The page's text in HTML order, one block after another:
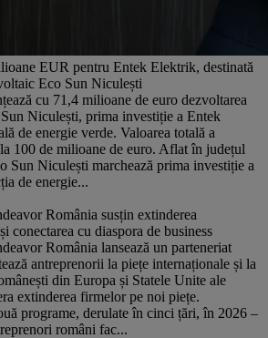
EUR pentru Entek Elektrik, destinată
Eco Sun Niculești
cu 71,4 milioane de euro dezvoltarea
Niculești, prima investiție a Entek
de energie verde. Valoarea totală a
100 de milioane de euro. Aflat în județul
Sun Niculești marchează prima investiție a
de energie...
România susțin extinderea
conectarea cu diaspora de business
România lansează un parteneriat
antreprenorii la piețe internaționale și la
din Europa și Statele Unite ale
extinderea firmelor pe noi piețe.
programe, derulate în cinci țări, în 2026 –
români fac...